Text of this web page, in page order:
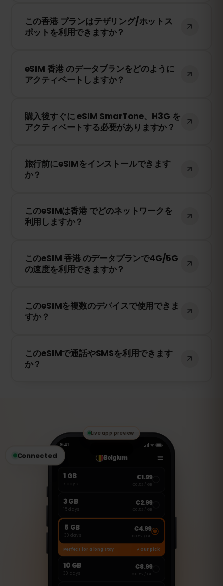
く、いつでもデータを追加できます。アカ
ウントにログインして、必要なデータ量を
この香港 プランはテザリング/ホットス
ポットを利用できますか？
して、他のデバイスとインターネット接続
を共有できます。ただし、速度や接続状況
eSIM 香港 のデータプランをどのように
アクティベートしますか？
トフォンのeSIM設定でQRコードをスキャ
ンするだけで、すぐに利用できます！物理
購入後すぐに eSIM SmarTone、H3G を
アクティベートする必要がありますか？
ます。ただし、SmarTone、H3G のネット
ワークに接続したときにのみ有効期限のカ
旅行前にeSIMをインストールできます
か？
とをおすすめします。ただし、香港 に到着
するまでネットワークに接続しないように
このeSIMは香港 でどのネットワークを
利用しますか？
トワークに接続します。例えば、
SmarTone、H3G などが含まれます。
このeSIM 香港 のデータプランで4G/5G
の速度を利用できますか？
を提供し、香港 で5Gが利用可能な場合は
5Gにも対応しています。快適なインターネ
このeSIMを複数のデバイスで使用できま
すか？
と、1台のデバイスにのみ紐付けられます。
スマートフォンを変更する場合は、新しい
このeSIMで通話やSMSを利用できます
か？